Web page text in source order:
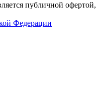
публичной офертой,
Федерации